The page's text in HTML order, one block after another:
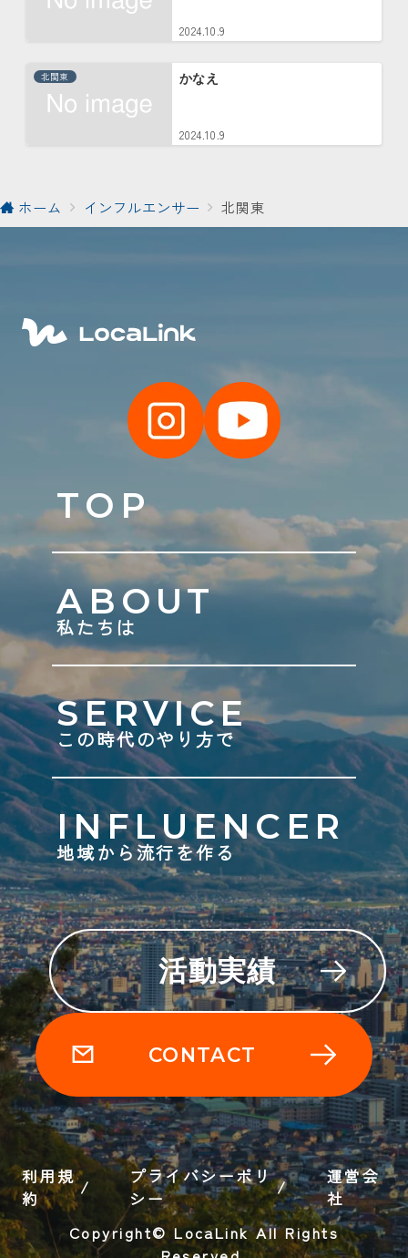
2024.10.9
北関東 かなえ
2024.10.9
ホーム インフルエンサー 北関東
TOP
ABOUT
私たちは
SERVICE
この時代のやり方で
INFLUENCER
地域から流行を作る
活動実績
CONTACT
利用規
約
プライバシーポリ
シー
運営会
社
Copyright© LocaLink All Rights